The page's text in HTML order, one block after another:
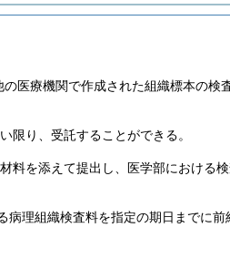
の医療機関で作成された組織標本の検
限り、受託することができる。
料を添えて提出し、医学部における
病理組織検査料を指定の期日までに前